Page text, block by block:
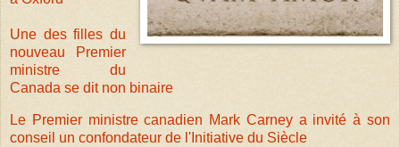
Une des filles du
nouveau Premier
ministre du
Canada se dit non binaire
Le Premier ministre canadien Mark Carney a invité à son
conseil un confondateur de l'Initiative du Siècle